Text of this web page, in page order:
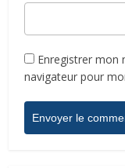
Enregistrer mon
navigateur pour